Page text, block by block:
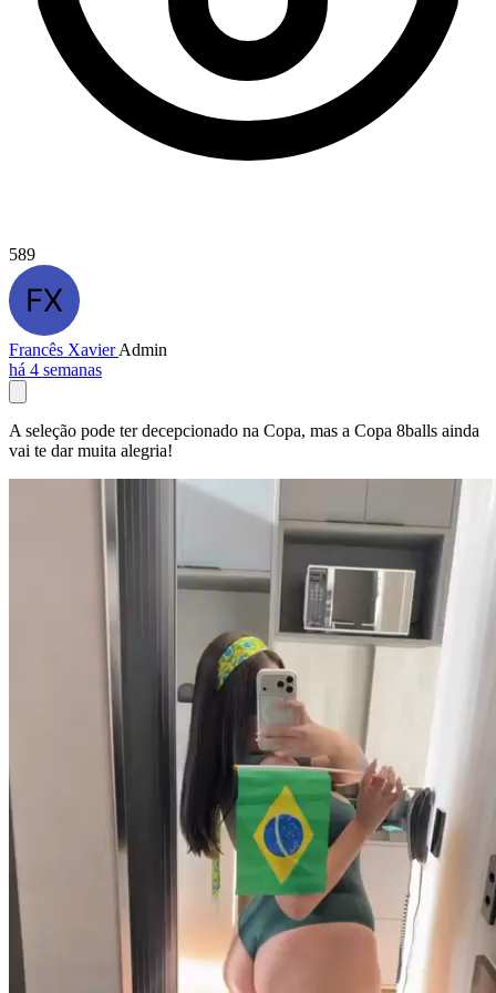
589
Francês XavierAdmin
há 4 semanas
A seleção pode ter decepcionado na Copa, mas a Copa 8balls ainda
vai te dar muita alegria!